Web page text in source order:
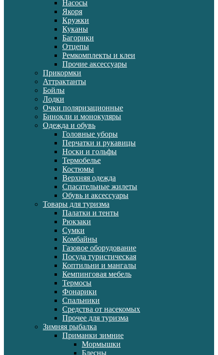
Насосы
Якоря
Кружки
Куканы
Багорики
Отцепы
Ремкомплекты и клеи
Прочие аксессуары
Прикормки
Аттрактанты
Бойлы
Лодки
Очки поляризационные
Бинокли и монокуляры
Одежда и обувь
Головные уборы
Перчатки и рукавицы
Носки и гольфы
Термобелье
Костюмы
Верхняя одежда
Спасательные жилеты
Обувь и аксессуары
Товары для туризма
Палатки и тенты
Рюкзаки
Сумки
Комбайны
Газовое оборудование
Посуда туристическая
Коптильни и мангалы
Кемпинговая мебель
Термосы
Фонарики
Спальники
Средства от насекомых
Прочее для туризма
Зимняя рыбалка
Приманки зимние
Мормышки
Блесны